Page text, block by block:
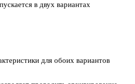
в двух вариантах
для обоих вариантов